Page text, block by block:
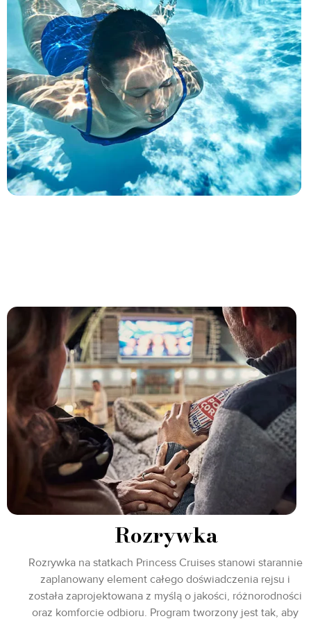
Rozrywka
Rozrywka na statkach Princess Cruises stanowi starannie
zaplanowany element całego doświadczenia rejsu i
została zaprojektowana z myślą o jakości, różnorodności
oraz komforcie odbioru. Program tworzony jest tak, aby